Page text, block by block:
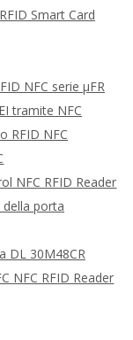
Smart Card
NFC serie μFR
tramite NFC
RFID NFC
NFC RFID Reader
porta
DL 30M48CR
NFC RFID Reader